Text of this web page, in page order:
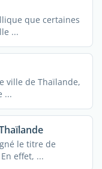
que certaines
...
ville de Thaïlande,
...
le titre de
effet, ...